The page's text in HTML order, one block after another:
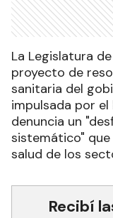
La Legislatura
proyecto de
sanitaria del
impulsada por
denuncia un
sistemático"
salud de los
Recibí